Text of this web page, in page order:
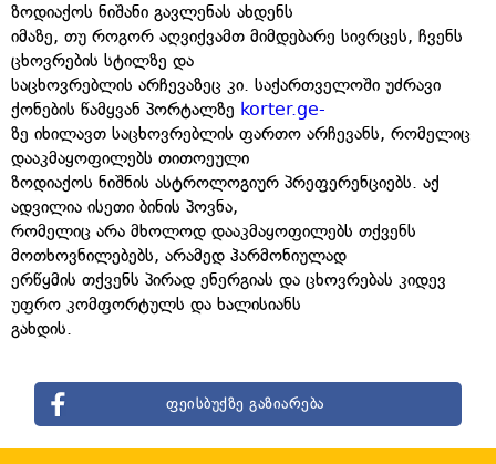
ზოდიაქოს ნიშანი გავლენას ახდენს
იმაზე, თუ როგორ აღვიქვამთ მიმდებარე სივრცეს, ჩვენს
ცხოვრების სტილზე და
საცხოვრებლის არჩევაზეც კი. საქართველოში უძრავი
ქონების წამყვან პორტალზე korter.ge-
ზე იხილავთ საცხოვრებლის ფართო არჩევანს, რომელიც
დააკმაყოფილებს თითოეული
ზოდიაქოს ნიშნის ასტროლოგიურ პრეფერენციებს. აქ
ადვილია ისეთი ბინის პოვნა,
რომელიც არა მხოლოდ დააკმაყოფილებს თქვენს
მოთხოვნილებებს, არამედ ჰარმონიულად
ერწყმის თქვენს პირად ენერგიას და ცხოვრებას კიდევ
უფრო კომფორტულს და ხალისიანს
გახდის.
ფეისბუქზე გაზიარება